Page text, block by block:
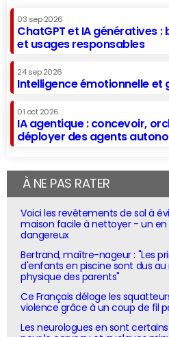
03 sep 2026
ChatGPT et IA génératives :
et usages responsables
24 sep 2026
Intelligence émotionnelle et
01 oct 2026
IA agentique : concevoir,
déployer des agents
À NE PAS RATER
Voici les revêtements de sol à
maison facile à nettoyer - un
dangereux
Bertrand, maître-nageur : "Les
d'enfants en piscine sont dus
physique des parents"
Ce Français déloge les
violence grâce à un coup de fil
Les neurologues en sont